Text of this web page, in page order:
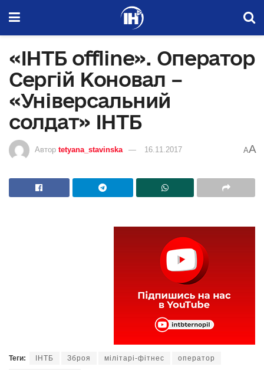
«ІНТБ offline». Оператор
Сергій Коновал –
«Універсальний
солдат» ІНТБ
Автор tetyana_stavinska 16.11.2017 AA
Теги: ІНТБ Зброя мілітарі-фітнес оператор